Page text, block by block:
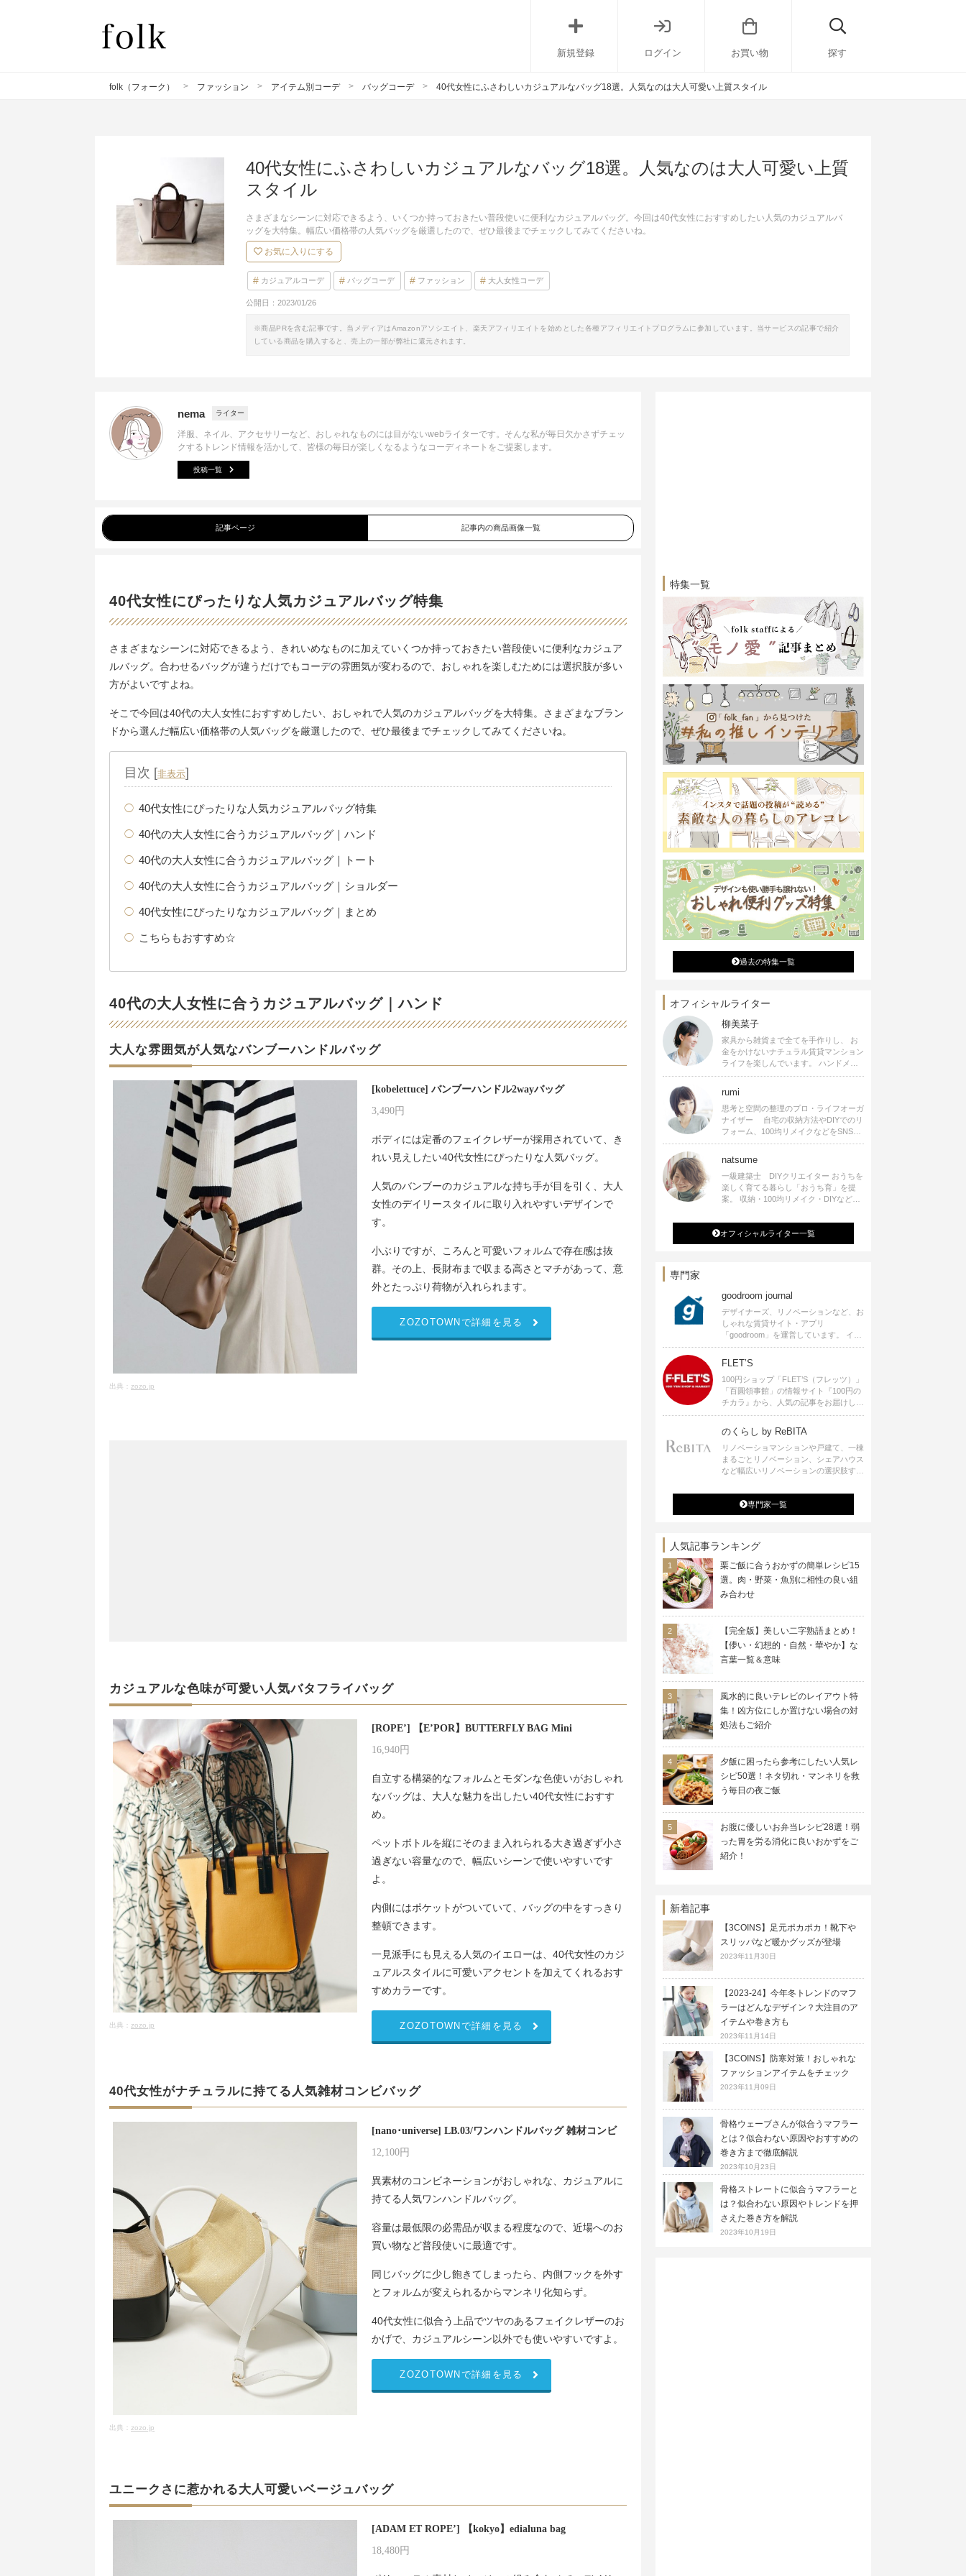
新規登録 ログイン お買い物 探す
folk（フォーク） ファッション アイテム別コーデ バッグコーデ 40代女性にふさわしいカジュアルなバッグ18選。人気なのは大人可愛い上質スタイル
40代女性にふさわしいカジュアルなバッグ18選。人気なのは大人可愛い上質
スタイル
さまざまなシーンに対応できるよう、いくつか持っておきたい普段使いに便利なカジュアルバッグ。今回は40代女性におすすめしたい人気のカジュアルバ
ッグを大特集。幅広い価格帯の人気バッグを厳選したので、ぜひ最後までチェックしてみてくださいね。
お気に入りにする
カジュアルコーデ バッグコーデ ファッション 大人女性コーデ
公開日： 2023/01/26
※商品PRを含む記事です。当メディアはAmazonアソシエイト、楽天アフィリエイトを始めとした各種アフィリエイトプログラムに参加しています。当サービスの記事で紹介
している商品を購入すると、売上の一部が弊社に還元されます。
nema ライター
洋服、ネイル、アクセサリーなど、おしゃれなものには目がないwebライターです。そんな私が毎日欠かさずチェッ
クするトレンド情報を活かして、皆様の毎日が楽しくなるようなコーディネートをご提案します。
投稿一覧
記事ページ 記事内の商品画像一覧
40代女性にぴったりな人気カジュアルバッグ特集
さまざまなシーンに対応できるよう、きれいめなものに加えていくつか持っておきたい普段使いに便利なカジュア
ルバッグ。合わせるバッグが違うだけでもコーデの雰囲気が変わるので、おしゃれを楽しむためには選択肢が多い
方がよいですよね。
そこで今回は40代の大人女性におすすめしたい、おしゃれで人気のカジュアルバッグを大特集。さまざまなブラン
ドから選んだ幅広い価格帯の人気バッグを厳選したので、ぜひ最後までチェックしてみてくださいね。
目次 [非表示]
40代女性にぴったりな人気カジュアルバッグ特集
40代の大人女性に合うカジュアルバッグ｜ハンド
40代の大人女性に合うカジュアルバッグ｜トート
40代の大人女性に合うカジュアルバッグ｜ショルダー
40代女性にぴったりなカジュアルバッグ｜まとめ
こちらもおすすめ☆
40代の大人女性に合うカジュアルバッグ｜ハンド
大人な雰囲気が人気なバンブーハンドルバッグ
出典： zozo.jp
[kobelettuce] バンブーハンドル2wayバッグ
3,490円
ボディには定番のフェイクレザーが採用されていて、き
れい見えしたい40代女性にぴったりな人気バッグ。
人気のバンブーのカジュアルな持ち手が目を引く、大人
女性のデイリースタイルに取り入れやすいデザインで
す。
小ぶりですが、ころんと可愛いフォルムで存在感は抜
群。その上、長財布まで収まる高さとマチがあって、意
外とたっぷり荷物が入れられます。
ZOZOTOWNで詳細を見る
カジュアルな色味が可愛い人気バタフライバッグ
出典： zozo.jp
[ROPE’] 【E’POR】BUTTERFLY BAG Mini
16,940円
自立する構築的なフォルムとモダンな色使いがおしゃれ
なバッグは、大人な魅力を出したい40代女性におすす
め。
ペットボトルを縦にそのまま入れられる大き過ぎず小さ
過ぎない容量なので、幅広いシーンで使いやすいです
よ。
内側にはポケットがついていて、バッグの中をすっきり
整頓できます。
一見派手にも見える人気のイエローは、40代女性のカジ
ュアルスタイルに可愛いアクセントを加えてくれるおす
すめカラーです。
ZOZOTOWNで詳細を見る
40代女性がナチュラルに持てる人気雑材コンビバッグ
出典： zozo.jp
[nano･universe] LB.03/ワンハンドルバッグ 雑材コンビ
12,100円
異素材のコンビネーションがおしゃれな、カジュアルに
持てる人気ワンハンドルバッグ。
容量は最低限の必需品が収まる程度なので、近場へのお
買い物など普段使いに最適です。
同じバッグに少し飽きてしまったら、内側フックを外す
とフォルムが変えられるからマンネリ化知らず。
40代女性に似合う上品でツヤのあるフェイクレザーのお
かげで、カジュアルシーン以外でも使いやすいですよ。
ZOZOTOWNで詳細を見る
ユニークさに惹かれる大人可愛いベージュバッグ
[ADAM ET ROPE’] 【kokyo】edialuna bag
18,480円
特集一覧
過去の特集一覧
オフィシャルライター
柳美菜子
家具から雑貨まで全てを手作りし、 お
金をかけないナチュラル賃貸マンション
ライフを楽しんでいます。 ハンドメイ
ド雑貨やインテリアに関する著書も出
ます。
rumi
思考と空間の整理のプロ・ライフオーガ
ナイザー 自宅の収納方法やDIYでのリ
フォーム、100均リメイクなどをSNSで
公開中。 収納やリメイク、インテリア
シピ提供、店舗プロデュース 2016年９
月に宝島社より【Rumiのおうち時間を
楽しむインテリア】を出版しました。
natsume
一級建築士 DIYクリエイター おうちを
楽しく育てる暮らし「おうち育」を提
案。 収納・100均リメイク・DIYなどお
発信中。 著書 なつめさんちの新しい
のになつかしいアンティークな部屋つく
り 雑誌掲載・TV出演・コラム執筆・
オフィシャルライター一覧
専門家
goodroom journal
デザイナーズ、リノベーションなど、お
しゃれな賃貸サイト・アプリ
「goodroom」を運営しています。 イン
テリアや、ひとり暮らし、ふたり暮らし
のアイディアなど、賃貸でも自分らしい
暮らしを楽しむためのヒントをお届けし
ます。
FLET’S
100円ショップ「FLET’S（フレッツ）」
「百圓領事館」の情報サイト『100円の
チカラ』から、人気の記事をお届けしま
す。
のくらし by ReBITA
リノベーショマンションや戸建て、一棟
まるごとリノベーション、シェアハウス
など幅広いリノベーションの選択肢すべ
ジ・シェアスペースなど、「住む」だけ
ではなく「働く」「遊ぶ」「学ぶ」「旅
する」といった領域でも、暮らしや生き
専門家一覧
人気記事ランキング
栗ご飯に合うおかずの簡単レシピ15
選。肉・野菜・魚別に相性の良い組
み合わせ
【完全版】美しい二字熟語まとめ！
【儚い・幻想的・自然・華やか】な
言葉一覧＆意味
風水的に良いテレビのレイアウト特
集！凶方位にしか置けない場合の対
処法もご紹介
夕飯に困ったら参考にしたい人気レ
シピ50選！ネタ切れ・マンネリを救
う毎日の夜ご飯
お腹に優しいお弁当レシピ28選！弱
った胃を労る消化に良いおかずをご
紹介！
新着記事
【3COINS】足元ポカポカ！靴下や
スリッパなど暖かグッズが登場
2023年11月30日
【2023-24】今年冬トレンドのマフ
ラーはどんなデザイン？大注目のア
イテムや巻き方も
2023年11月14日
【3COINS】防寒対策！おしゃれな
ファッションアイテムをチェック
2023年11月09日
骨格ウェーブさんが似合うマフラー
とは？似合わない原因やおすすめの
巻き方まで徹底解説
2023年10月23日
骨格ストレートに似合うマフラーと
は？似合わない原因やトレンドを押
さえた巻き方を解説
2023年10月19日